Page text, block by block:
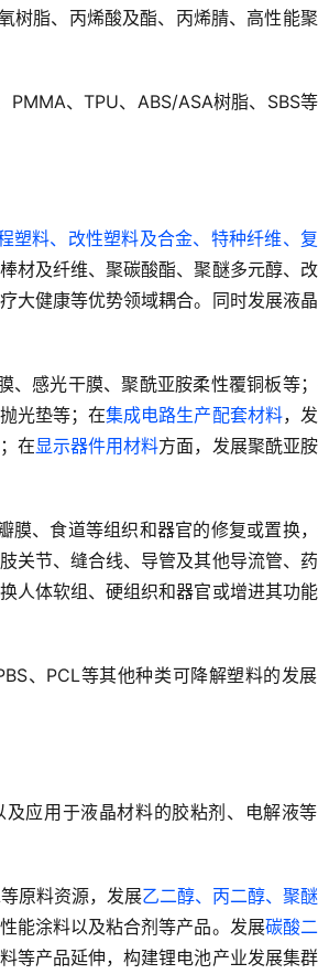
树脂、丙烯酸及酯、丙烯腈、高性能
、TPU、ABS/ASA树脂、SBS
塑料、改性塑料及合金、特种纤维、
材及纤维、聚碳酸酯、聚醚多元醇、
大健康等优势领域耦合。同时发展液
、感光干膜、聚酰亚胺柔性覆铜板等
光垫等；在集成电路生产配套材料，
在显示器件用材料方面，发展聚酰亚
膜、食道等组织和器官的修复或置换
关节、缝合线、导管及其他导流管、
人体软组、硬组织和器官或增进其功
、PCL等其他种类可降解塑料的发
应用于液晶材料的胶粘剂、电解液
原料资源，发展乙二醇、丙二醇、聚醚
能涂料以及粘合剂等产品。发展碳酸
产品延伸，构建锂电池产业发展集群